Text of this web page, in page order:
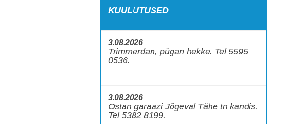
KUULUTUSED
3.08.2026
Trimmerdan, pügan hekke. Tel 5595
0536.
3.08.2026
Ostan garaazi Jõgeval Tähe tn kandis.
Tel 5382 8199.